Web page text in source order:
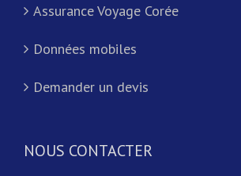
Assurance Voyage Corée
Données mobiles
Demander un devis
NOUS CONTACTER